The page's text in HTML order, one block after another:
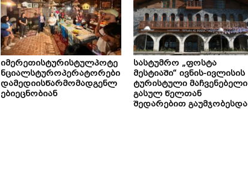
იმერეთისტურისტულპოტე
ნციალსტუროპერატორები
დამედიისწარმომადგენლ
ებიეცნობიან
სასტუმრო „ფოსტა
მესტიაში“ ივნის-ივლისის
ტურისტული მაჩვენებელი
გასულ წელთან
შედარებით გაუმჯობესდა